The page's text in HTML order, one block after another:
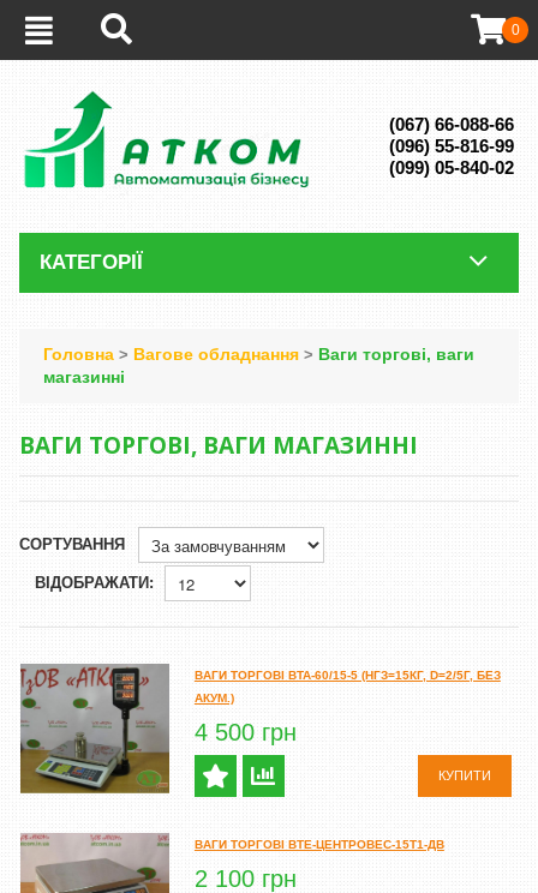
(067) 66-088-66
(096) 55-816-99
(099) 05-840-02
0
КАТЕГОРІЇ
Головна > Вагове обладнання > Ваги торгові, ваги
магазинні
ВАГИ ТОРГОВІ, ВАГИ МАГАЗИННІ
СОРТУВАННЯ
ВІДОБРАЖАТИ:
ВАГИ ТОРГОВІ ВТА-60/15-5 (НГЗ=15КГ, D=2/5Г, БЕЗ
АКУМ.)
4 500 грн
КУПИТИ
ВАГИ ТОРГОВІ ВТЕ-ЦЕНТРОВЕС-15Т1-ДВ
2 100 грн